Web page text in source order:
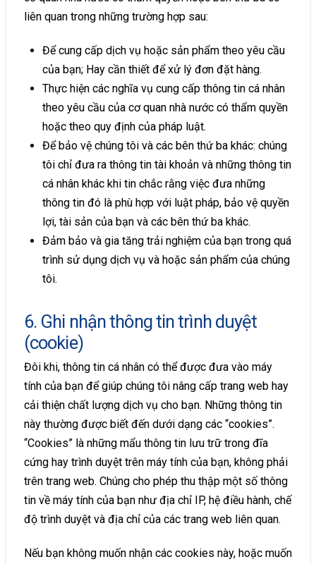
liên quan trong những trường hợp sau:
Để cung cấp dịch vụ hoặc sản phẩm theo yêu cầu
của bạn; Hay cần thiết để xử lý đơn đặt hàng.
Thực hiện các nghĩa vụ cung cấp thông tin cá nhân
theo yêu cầu của cơ quan nhà nước có thẩm quyền
hoặc theo quy định của pháp luật.
Để bảo vệ chúng tôi và các bên thứ ba khác: chúng
tôi chỉ đưa ra thông tin tài khoản và những thông tin
cá nhân khác khi tin chắc rằng việc đưa những
thông tin đó là phù hợp với luật pháp, bảo vệ quyền
lợi, tài sản của bạn và các bên thứ ba khác.
Đảm bảo và gia tăng trải nghiệm của bạn trong quá
trình sử dụng dịch vụ và hoặc sản phẩm của chúng
tôi.
6. Ghi nhận thông tin trình duyệt
(cookie)
Đôi khi, thông tin cá nhân có thể được đưa vào máy
tính của bạn để giúp chúng tôi nâng cấp trang web hay
cải thiện chất lượng dịch vụ cho bạn. Những thông tin
này thường được biết đến dưới dạng các “cookies”.
“Cookies” là những mẩu thông tin lưu trữ trong đĩa
cứng hay trình duyệt trên máy tính của bạn, không phải
trên trang web. Chúng cho phép thu thập một số thông
tin về máy tính của bạn như địa chỉ IP, hệ điều hành, chế
độ trình duyệt và địa chỉ của các trang web liên quan.
Nếu bạn không muốn nhận các cookies này, hoặc muốn